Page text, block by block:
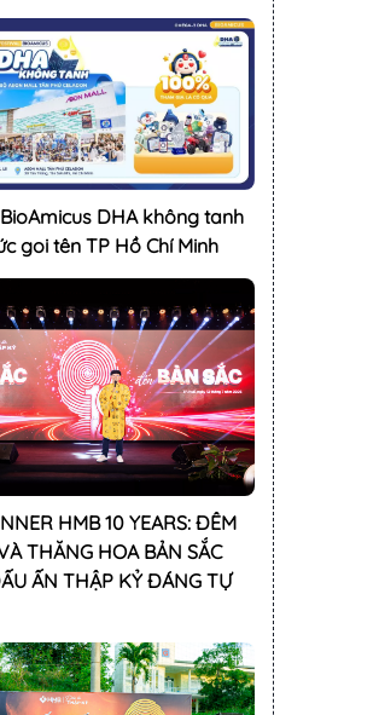
DHA không tanh
goi tên TP Hồ Chí Minh
HMB 10 YEARS: ĐÊM
THĂNG HOA BẢN SẮC
ẤN THẬP KỶ ĐÁNG TỰ